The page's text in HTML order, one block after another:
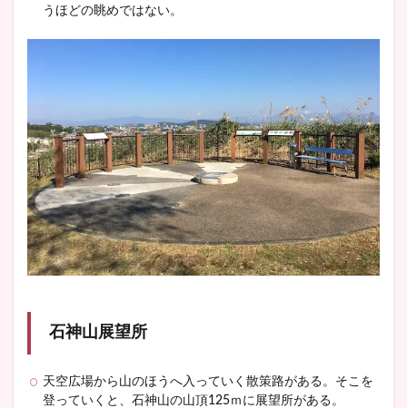
うほどの眺めではない。
石神山展望所
天空広場から山のほうへ入っていく散策路がある。そこを
登っていくと、石神山の山頂125ｍに展望所がある。